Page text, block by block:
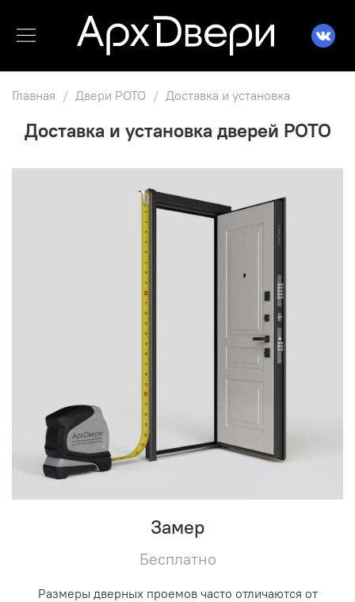
Главная Двери РОТО Доставка и установка
Доставка и установка дверей РОТО
Замер
Бесплатно
Размеры дверных проемов часто отличаются от